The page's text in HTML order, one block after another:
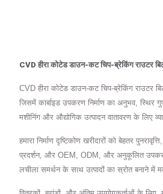
CVD हीरा कोटेड डाउन-कट चिप-ब्रेकिंग राउटर
CVD हीरा कोटेड डाउन-कट चिप-ब्रेकिंग राउटर
जिसमें कार्बाइड उपकरण निर्माण का अनुभव, स्थिर
मशीनिंग और औद्योगिक उत्पादन वातावरण के लिए
हमारा निर्माण दृष्टिकोण खरीदारों को बेहतर
प्रदर्शन, और OEM, ODM, और अनुकूलित
लचीला समर्थन के साथ उत्पादों का स्रोत बनाने में